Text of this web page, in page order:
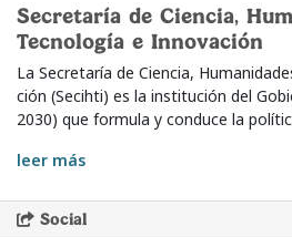
Secretaría de Ciencia,
Tecnología e Innovación
La Secretaría de Ciencia,
ción (Secihti) es la institución del
2030) que formula y conduce la
leer más
Social